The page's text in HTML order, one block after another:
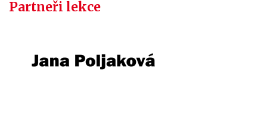
Partneři lekce